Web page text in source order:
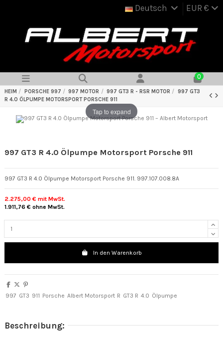
Deutsch EUR €
0
HEIM PORSCHE 997 997 MOTOR 997 GT3 R - RSR MOTOR
997 GT3
R 4.0 ÖLPUMPE MOTORSPORT PORSCHE 911
Tap to expand
997 GT3 R 4.0 Ölpumpe Motorsport Porsche 911
997 GT3 R 4.0 Ölpumpe Motorsport Porsche 911. 997.107.008.8A
2.275,00 € mit MwSt.
1.911,76 € ohne MwSt.
In den Warenkorb
997 GT3 911 Porsche Albert Motorsport R GT3 R 4.0 Ölpumpe
Beschreibung: